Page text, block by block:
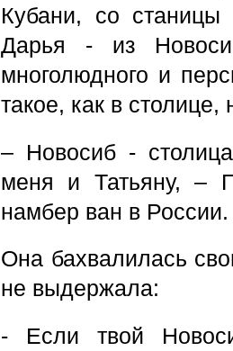
Кубани, со
Дарья - из
многолюдного и
такое, как в столице,
– Новосиб -
меня и Татьяну, –
намбер ван в России.
Она бахвалилась
не выдержала:
- Если твой